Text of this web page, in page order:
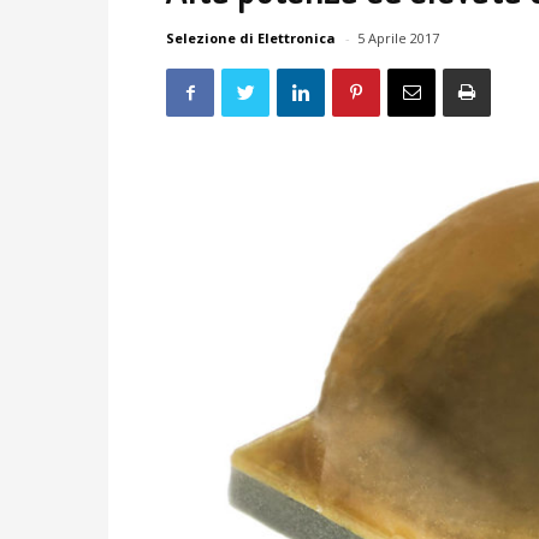
Selezione di Elettronica - 5 Aprile 2017